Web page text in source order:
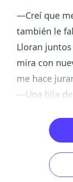
—Creí que
también le
Lloran
mira con
me hace
—Una hija